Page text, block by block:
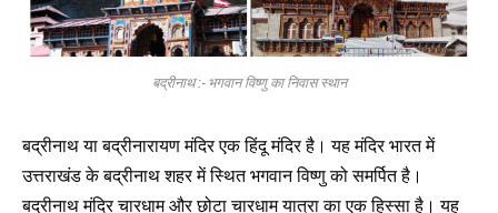
बद्रीनाथ :- भगवान विष्णु का निवास स्थान
बद्रीनाथ या बद्रीनारायण मंदिर एक हिंदू मंदिर है। यह मंदिर भारत में
उत्तराखंड के बद्रीनाथ शहर में स्थित भगवान विष्णु को समर्पित है।
बद्रीनाथ मंदिर चारधाम और छोटा चारधाम यात्रा का एक हिस्सा है। यह